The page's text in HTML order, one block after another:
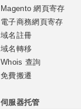
Magento 網頁寄存
電子商務網頁寄存
域名註冊
域名轉移
Whois 查詢
免費搬遷
伺服器托管